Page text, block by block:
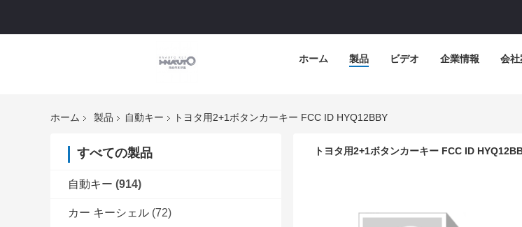
ホーム 製品 ビデオ 企業情報 会社
ホーム 製品 自動キー トヨタ用2+1ボタンカーキー FCC ID HYQ12BBY
すべての製品
自動キー (914)
カー キーシェル (72)
トヨタ用2+1ボタンカーキー FCC ID